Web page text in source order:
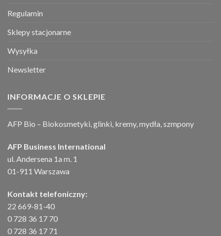
Regulamin
Sklepy stacjonarne
Wysyłka
Newsletter
INFORMACJE O SKLEPIE
AFP Bio – Biokosmetyki, glinki, kremy, mydła, szmpony
AFP Business International
ul. Andersena 1a m. 1
01-911 Warszawa
Kontakt telefoniczny:
22 669-81-40
0 728 36 17 70
0 728 36 17 71